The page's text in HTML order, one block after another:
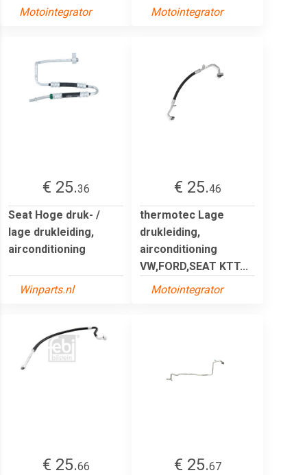
Motointegrator
Motointegrator
€ 25.36
Seat Hoge druk- /
lage drukleiding,
airconditioning
Winparts.nl
€ 25.46
thermotec Lage
drukleiding,
airconditioning
VW,FORD,SEAT KTT...
Motointegrator
€ 25.66
€ 25.67